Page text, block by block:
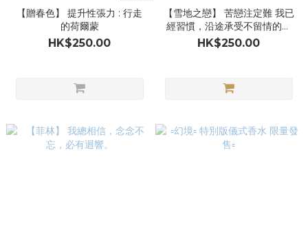
【贈春色】 提升性張力 : 行走
的荷爾蒙
HK$250.00
【雪地之戀】 苦戀注定難 我已
經習慣，沿途承受不留情的雙
眼。🎧🎹
HK$250.00